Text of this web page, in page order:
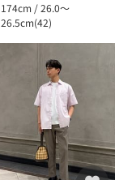
174cm / 26.0～
26.5cm(42)